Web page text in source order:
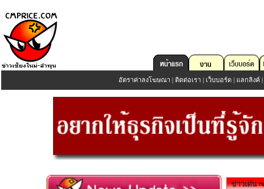
อัตราค่าลงโฆษณา | ติดต่อเรา | เว็บบอร์ด | แลกลิงค์ |
ข่าวเด่น